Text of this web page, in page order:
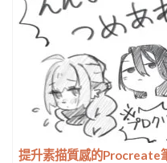
提升素描質感的Procreate